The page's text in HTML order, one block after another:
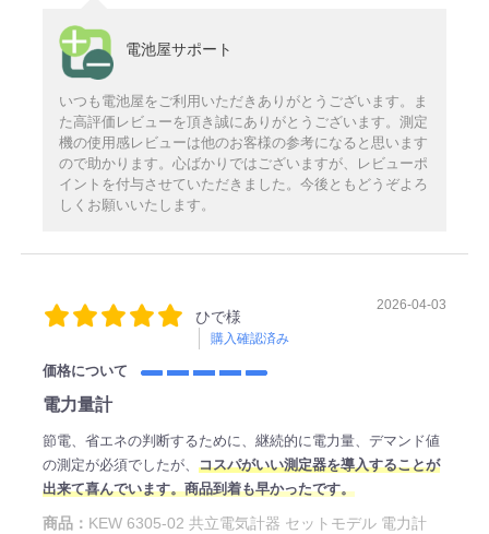
電池屋サポート
いつも電池屋をご利用いただきありがとうございます。ま
た高評価レビューを頂き誠にありがとうございます。測定
機の使用感レビューは他のお客様の参考になると思います
ので助かります。心ばかりではございますが、レビューポ
イントを付与させていただきました。今後ともどうぞよろ
しくお願いいたします。
ひで様
購入確認済み
2026-04-03
価格について
電力量計
節電、省エネの判断するために、継続的に電力量、デマンド値
の測定が必須でしたが、 コスパがいい測定器を導入することが
出来て喜んでいます。商品到着も早かったです。
商品： KEW 6305-02 共立電気計器 セットモデル 電力計